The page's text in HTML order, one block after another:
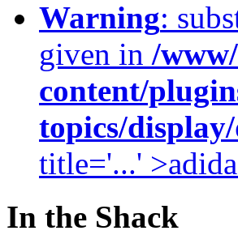
Warning:
given in /
content/
topics/
title='...'
In the Shack